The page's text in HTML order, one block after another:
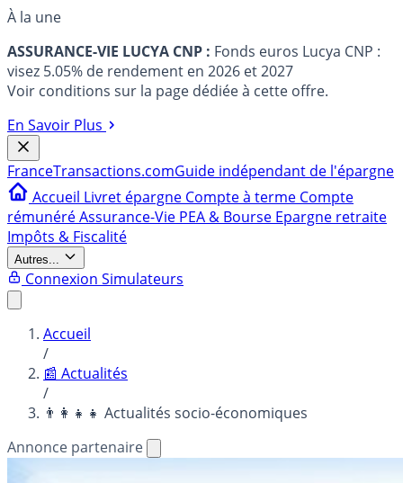
À la une
ASSURANCE-VIE LUCYA CNP : Fonds euros Lucya CNP :
visez 5.05% de rendement en 2026 et 2027
Voir conditions sur la page dédiée à cette offre.
En Savoir Plus
FranceTransactions.comGuide indépendant de l'épargne
Accueil Livret épargne Compte à terme Compte
rémunéréAssurance-Vie PEA & Bourse Epargne retraite
Impôts & Fiscalité
Autres...
Connexion Simulateurs
Accueil
/
📰 Actualités
/
👨‍👩‍👧‍👧 Actualités socio-économiques
Annonce partenaire